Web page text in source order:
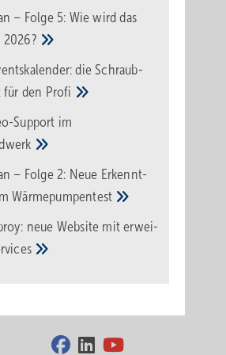
– Folge 5: Wie wird das
2026?
die Schraub­
für den Pro­fi
Support im
– Folge 2: Neue Erkennt­
Wärme­pumpen­test
neue Web­site mit erwei­